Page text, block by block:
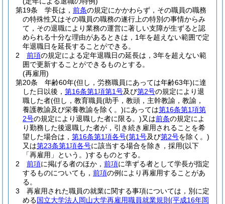
第19条
学長は， 前条の規定にかかわらず，その職員の職務
の特殊性又はその職員の職務の遂行上の特別の事情からみ
て，その退職により業務の運営に著しい支障が生ずると認
められる十分な理由があるときは，1年を超えない範囲で定
年退職日を延長することができる。
2
前項の規定による定年退職日の延長は，3年を超えない範
囲で更新することができるものとする。
(再雇用)
第20条
年齢60年(但し，労務職員にあっては年齢63年)に達
した日以後， 第16条第1項第1号及び第2号の規定により退
職した者(但し，教育職員(助手，教頭，主幹教諭，教諭，
養護教諭及び栄養教諭を除く。)にあっては第16条第1項第
2号の規定により退職した者に限る。)又は前条の規定によ
り勤務した後退職した者が，引き続き雇用されることを希
望した場合は， 第16条第1項各号(第1号及び第2号を除く。)
又は第23条第1項各号に該当する場合を除き，採用(以下
「再雇用」という。)するものとする。
2
前項に掲げる者のほか， 前項に準ずる者として学長が指定
するものについても， 前項の例により再雇用することがあ
る。
3
再雇用された職員の就業に関する事項については，別に定
める国立大学法人岡山大学再雇用職員就業規則 (平成16年岡